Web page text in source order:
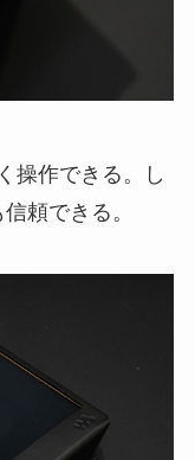
操作できる。し
頼できる。